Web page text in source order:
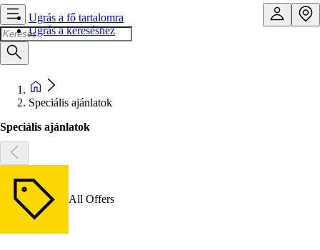
Ugrás a fő tartalomra
Ugrás a kereséshez
Speciális ajánlatok
Speciális ajánlatok
All Offers